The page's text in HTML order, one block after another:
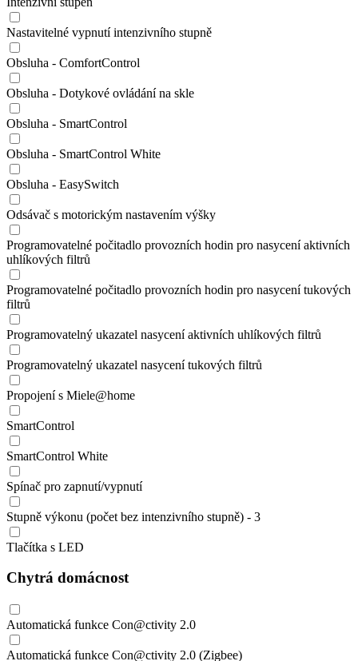
Nastavitelné vypnutí intenzivního stupně
Obsluha - ComfortControl
Obsluha - Dotykové ovládání na skle
Obsluha - SmartControl
Obsluha - SmartControl White
Obsluha - EasySwitch
Odsávač s motorickým nastavením výšky
Programovatelné počitadlo provozních hodin pro nasycení aktivních
uhlíkových filtrů
Programovatelné počitadlo provozních hodin pro nasycení tukových
filtrů
Programovatelný ukazatel nasycení aktivních uhlíkových filtrů
Programovatelný ukazatel nasycení tukových filtrů
Propojení s Miele@home
SmartControl
SmartControl White
Spínač pro zapnutí/vypnutí
Stupně výkonu (počet bez intenzivního stupně) - 3
Tlačítka s LED
Chytrá domácnost
Automatická funkce Con@ctivity 2.0
Automatická funkce Con@ctivity 2.0 (Zigbee)